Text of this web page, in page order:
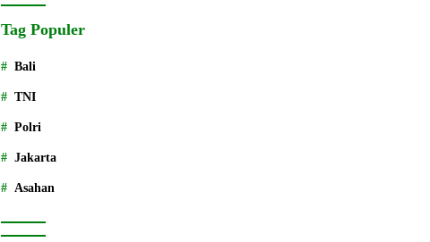
Tag Populer
Bali
TNI
Polri
Jakarta
Asahan